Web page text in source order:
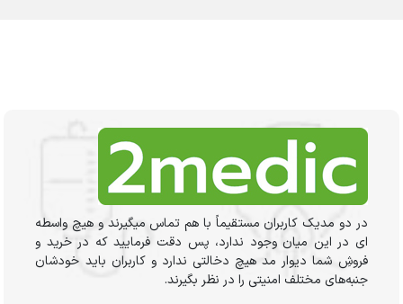
در دو مدیک کاربران مستقیماً با هم تماس میگیرند و هیچ واسطه
ای در این میان وجود ندارد، پس دقت فرمایید که در خرید و
فروشِ شما دیوار مد هیچ دخالتی ندارد و کاربران باید خودشان
جنبه‌های مختلف امنیتی را در نظر بگیرند.